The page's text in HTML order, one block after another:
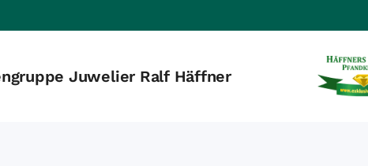
Juwelier Ralf Häffner